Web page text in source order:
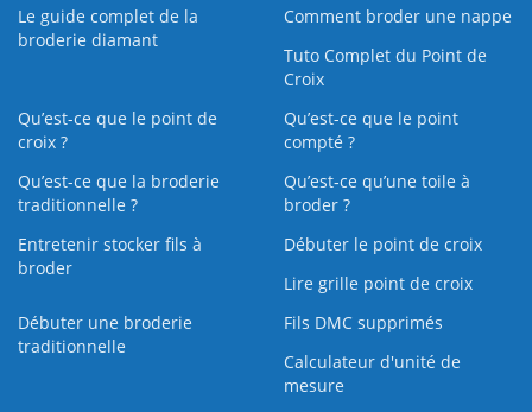
Le guide complet de la
broderie diamant
Comment broder une nappe
Tuto Complet du Point de
Croix
Qu’est-ce que le point de
croix ?
Qu’est-ce que le point
compté ?
Qu’est-ce que la broderie
traditionnelle ?
Qu’est‑ce qu’une toile à
broder ?
Entretenir stocker fils à
broder
Débuter le point de croix
Lire grille point de croix
Débuter une broderie
traditionnelle
Fils DMC supprimés
Calculateur d'unité de
mesure